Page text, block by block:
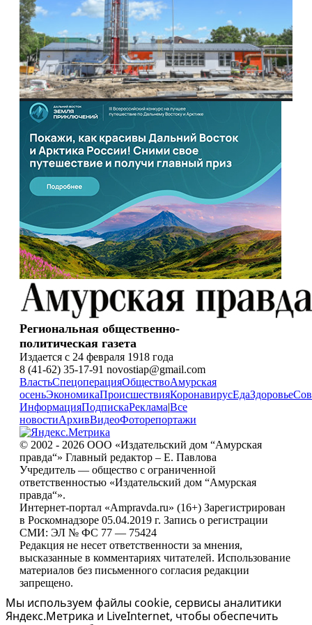
Региональная общественно-
политическая газета
Издается с 24 февраля 1918 года
8 (41-62) 35-17-91 novostiap@gmail.com
ВластьСпецоперацияОбществоАмурская
осеньЭкономикаПроисшествияКоронавирусЕдаЗдоровье
ИнформацияПодпискаРеклама|Все
новостиАрхивВидеоФоторепортажи
© 2002 - 2026 ООО «Издательский дом “Амурская
правда“» Главный редактор – Е. Павлова
Учредитель — общество с ограниченной
ответственностью «Издательский дом “Амурская
правда“».
Интернет-портал «Ampravda.ru» (16+) Зарегистрирован
в Роскомнадзоре 05.04.2019 г. Запись о регистрации
СМИ: ЭЛ № ФС 77 — 75424
Редакция не несет ответственности за мнения,
высказанные в комментариях читателей. Использование
материалов без письменного согласия редакции
запрещено.
Мы используем файлы cookie, сервисы аналитики
Яндекс.Метрика и LiveInternet, чтобы обеспечить